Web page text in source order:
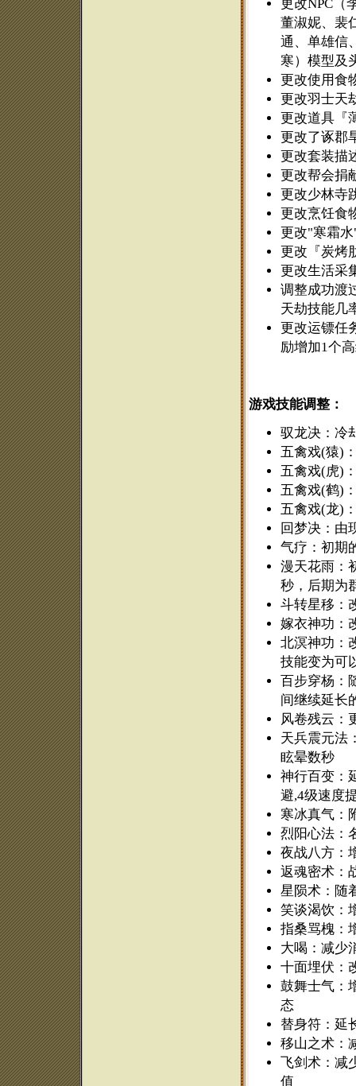
更改NPC（
董淑妮、裴
通、单雄信
寒）模型及
更改使用食
更改羽士天
更改道具『
更改了诼郡
更改套装描
更改帮会捐
更改少林寺
更改烹饪食
更改"寒霜
更改『炭烤
更改生活采
调整成功渡
天劫技能几
更改运镖任
励增加1个
游戏技能调整：
驭龙决：冷
五禽戏(猿)
五禽戏(虎)
五禽戏(鹤)
五禽戏(龙)
回梦决：由
气疗：初期
漫天花雨：
秒，后期为
斗转星移：
嫁衣神功：
北溟神功：
技能变为可
百步穿杨：
间继续延长
风卷残云：
天兵震元法
眩晕数秒
神行百变：
避,4级速度
寒冰真气：
烈阳心法：
夜战八方：
返魂密术：
星陨术：随
笑谈渴饮：
指桑骂槐：
大喝：减少
十面埋伏：
鼓舞士气：
态
替身符：延
移山之术：
飞剑术：减
值